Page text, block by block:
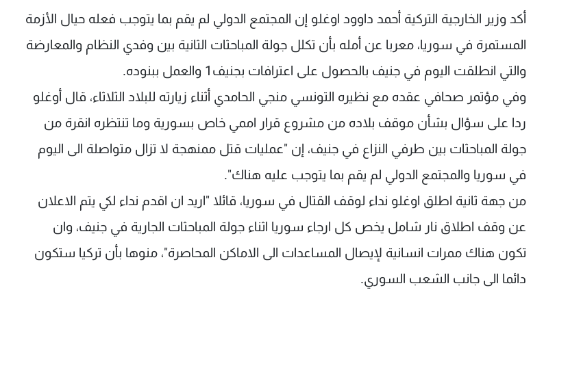
أكد وزير الخارجية التركية أحمد داوود اوغلو إن المجتمع الدولي لم يقم بما يتوجب فعله حيال الأزمة
المستمرة في سوريا، معربا عن أمله بأن تكلل جولة المباحثات الثانية بين وفدي النظام والمعارضة
والتي انطلقت اليوم في جنيف بالحصول على اعترافات بجنيف1 والعمل ببنوده.
وفي مؤتمر صحافي عقده مع نظيره التونسي منجي الحامدي أثناء زيارته للبلاد الثلاثاء، قال أوغلو
ردا على سؤال بشأن موقف بلاده من مشروع قرار اممي خاص بسورية وما تنتظره انقرة من
جولة المباحثات بين طرفي النزاع في جنيف، إن "عمليات قتل ممنهجة لا تزال متواصلة الى اليوم
في سوريا والمجتمع الدولي لم يقم بما يتوجب عليه هناك".
من جهة ثانية اطلق اوغلو نداء لوقف القتال في سوريا، قائلا "اريد ان اقدم نداء لكي يتم الاعلان
عن وقف اطلاق نار شامل يخص كل ارجاء سوريا اثناء جولة المباحثات الجارية في جنيف، وان
تكون هناك ممرات انسانية لإيصال المساعدات الى الاماكن المحاصرة"، منوها بأن تركيا ستكون
دائما الى جانب الشعب السوري.